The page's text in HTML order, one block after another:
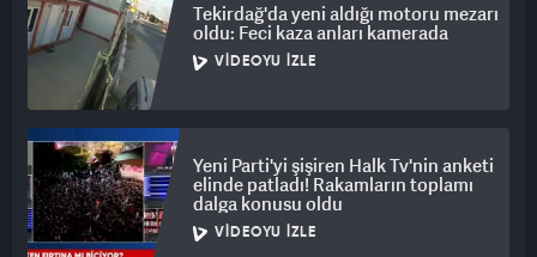
Tekirdağ'da yeni aldığı motoru mezarı
oldu: Feci kaza anları kamerada
VIDEOYU İZLE
Yeni Parti'yi şişiren Halk Tv'nin anketi
elinde patladı! Rakamların toplamı
dalga konusu oldu
VIDEOYU İZLE